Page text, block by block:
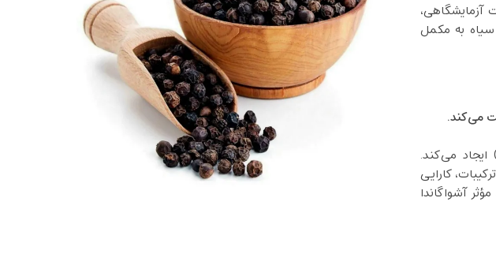
به مکمل
می‌کند.
ایجاد می‌کند.
کارایی
آشواگاندا